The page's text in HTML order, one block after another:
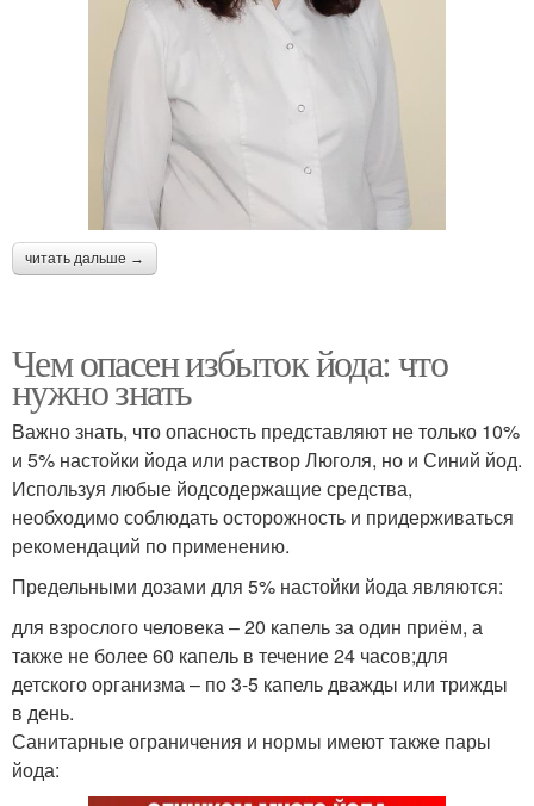
читать дальше →
Чем опасен избыток йода: что
нужно знать
Важно знать, что опасность представляют не только 10%
и 5% настойки йода или раствор Люголя, но и Синий йод.
Используя любые йодсодержащие средства,
необходимо соблюдать осторожность и придерживаться
рекомендаций по применению.
Предельными дозами для 5% настойки йода являются:
для взрослого человека – 20 капель за один приём, а
также не более 60 капель в течение 24 часов;для
детского организма – по 3-5 капель дважды или трижды
в день.
Санитарные ограничения и нормы имеют также пары
йода: